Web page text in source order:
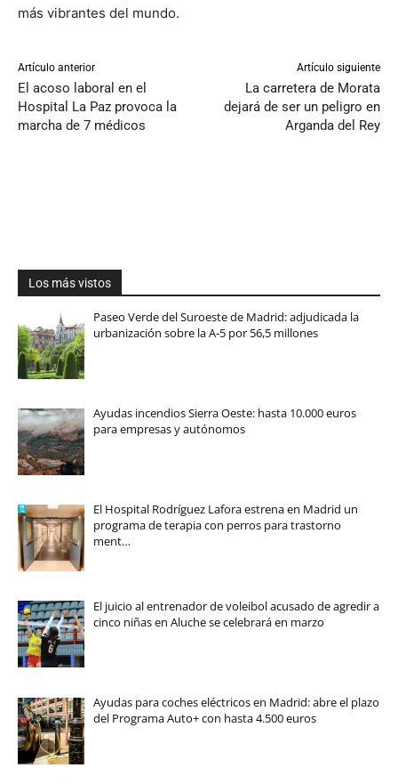
más vibrantes del mundo.
Artículo anterior
El acoso laboral en el
Hospital La Paz provoca la
marcha de 7 médicos
Artículo siguiente
La carretera de Morata
dejará de ser un peligro en
Arganda del Rey
Los más vistos
Paseo Verde del Suroeste de Madrid: adjudicada la
urbanización sobre la A-5 por 56,5 millones
Ayudas incendios Sierra Oeste: hasta 10.000 euros
para empresas y autónomos
El Hospital Rodríguez Lafora estrena en Madrid un
programa de terapia con perros para trastorno
ment…
El juicio al entrenador de voleibol acusado de agredir a
cinco niñas en Aluche se celebrará en marzo
Ayudas para coches eléctricos en Madrid: abre el plazo
del Programa Auto+ con hasta 4.500 euros